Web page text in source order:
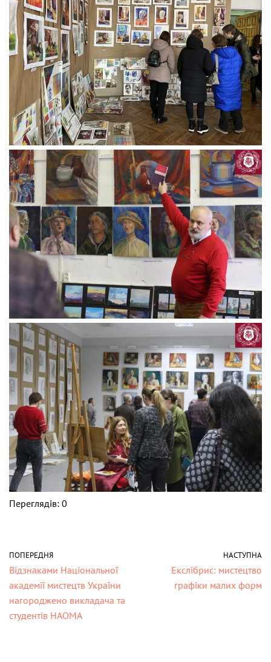
Переглядів: 0
ПОПЕРЕДНЯ
Відзнаками Національної
академії мистецтв України
нагороджено викладача та
студентів НАОМА
НАСТУПНА
Екслібрис: мистецтво
графіки малих форм